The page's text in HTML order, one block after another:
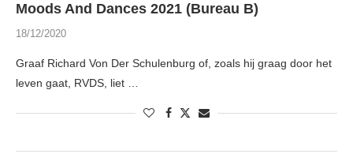
Moods And Dances 2021 (Bureau B)
18/12/2020
Graaf Richard Von Der Schulenburg of, zoals hij graag door het
leven gaat, RVDS, liet …